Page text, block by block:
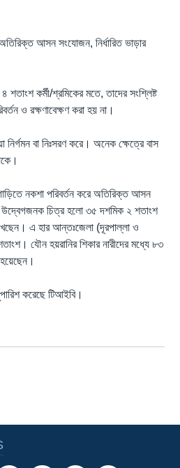
আসন সংযোজন, নির্ধারিত ভাড়ার
কর্মী/শ্রমিকের মতে, তাদের সংশ্লিষ্ট
ও রক্ষণাবেক্ষণ করা হয় না।
নির্গমন বা নিঃসরণ করে। অনেক ক্ষেত্রে বাস
গাড়িতে নকশা পরিবর্তন করে অতিরিক্ত আসন
উদ্বেগজনক চিত্র হলো ৩৫ দশমিক ২ শতাংশ
এ হার আন্তঃজেলা (দূরপাল্লা ও
যৌন হয়রানির শিকার নারীদের মধ্যে ৮৩
করেছে টিআইবি।